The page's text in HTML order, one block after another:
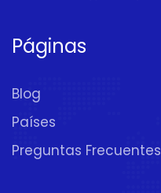
Páginas
Blog
Países
Preguntas Frecuentes